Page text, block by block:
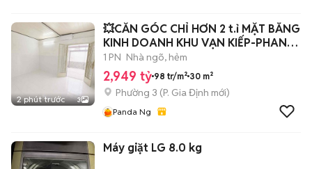
2 phút trước 3
💥CĂN GÓC CHỈ HƠN 2 t.ỉ MẶT BẰNG
KINH DOANH KHU VẠN KIẾP-PHAN
ĐĂNG LƯU
1 PN Nhà ngõ, hẻm
2,949 tỷ 98 tr/m² 30 m²
Phường 3 (P. Gia Định mới)
Panda Ng
Máy giặt LG 8.0 kg